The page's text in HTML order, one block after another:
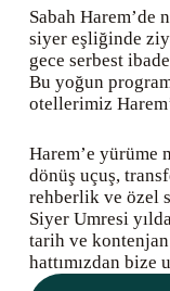
Sabah Harem’de
siyer eşliğinde
gece serbest
Bu yoğun
otellerimiz
Harem’e yürüme
dönüş uçuş,
rehberlik ve özel
Siyer Umresi
tarih ve
hattımızdan bize